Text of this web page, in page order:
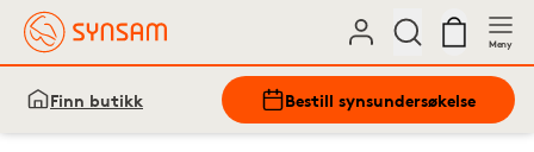
Meny
Finn butikk Bestill synsundersøkelse